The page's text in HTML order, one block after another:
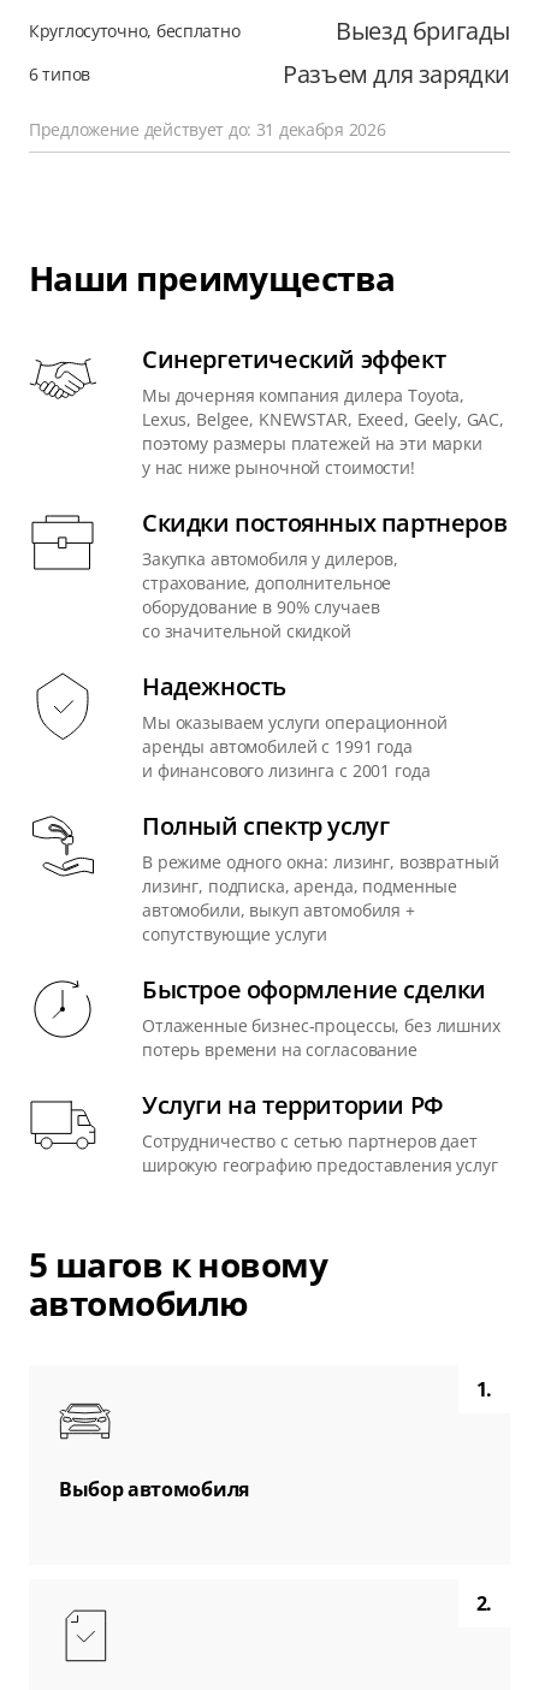
Круглосуточно, бесплатно Выезд бригады
6 типов Разъем для зарядки
Предложение действует до: 31 декабря 2026
Наши преимущества
Синергетический эффект
Мы дочерняя компания дилера Toyota,
Lexus, Belgee, KNEWSTAR, Exeed, Geely, GAC,
поэтому размеры платежей на эти марки
у нас ниже рыночной стоимости!
Скидки постоянных партнеров
Закупка автомобиля у дилеров,
страхование, дополнительное
оборудование в 90% случаев
со значительной скидкой
Надежность
Мы оказываем услуги операционной
аренды автомобилей с 1991 года
и финансового лизинга с 2001 года
Полный спектр услуг
В режиме одного окна: лизинг, возвратный
лизинг, подписка, аренда, подменные
автомобили, выкуп автомобиля +
сопутствующие услуги
Быстрое оформление сделки
Отлаженные бизнес-процессы, без лишних
потерь времени на согласование
Услуги на территории РФ
Сотрудничество с сетью партнеров дает
широкую географию предоставления услуг
5 шагов к новому
автомобилю
1.
Выбор автомобиля
2.